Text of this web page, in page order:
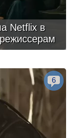
Netflix в
6